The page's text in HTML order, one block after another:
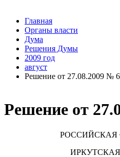
Решение от
РОССИЙСКАЯ
Главная
Органы власти
Дума
Решения Думы
2009 год
август
Решение от 27.08.2009 №